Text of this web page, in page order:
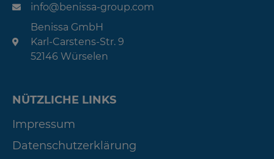
info@benissa-group.com
Benissa GmbH
Karl-Carstens-Str. 9
52146 Würselen
NÜTZLICHE LINKS
Impressum
Datenschutzerklärung